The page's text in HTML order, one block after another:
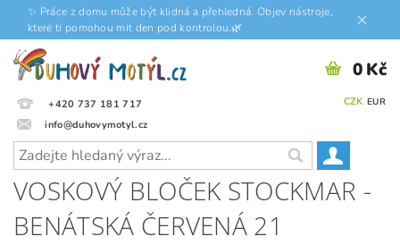
✨ Práce z domu může být klidná a přehledná. Objev nástroje,
které ti pomohou mít den pod kontrolou.🌿
+420 737 181 717
info@duhovymotyl.cz
CZK EUR
0 Kč
VOSKOVÝ BLOČEK STOCKMAR -
BENÁTSKÁ ČERVENÁ 21